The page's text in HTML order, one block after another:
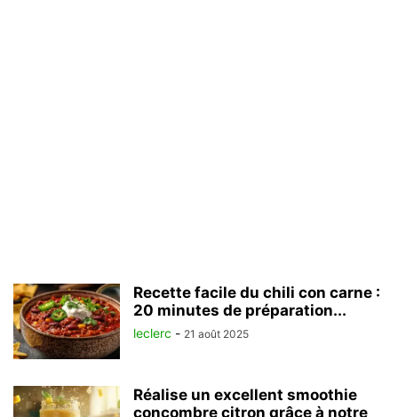
Recette facile du chili con carne :
20 minutes de préparation...
leclerc - 21 août 2025
Réalise un excellent smoothie
concombre citron grâce à notre